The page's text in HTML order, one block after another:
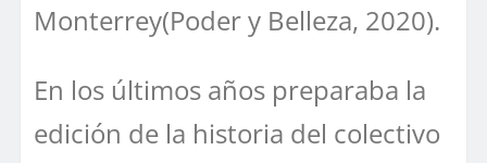
Monterrey(Poder y Belleza, 2020).
En los últimos años preparaba la
edición de la historia del colectivo